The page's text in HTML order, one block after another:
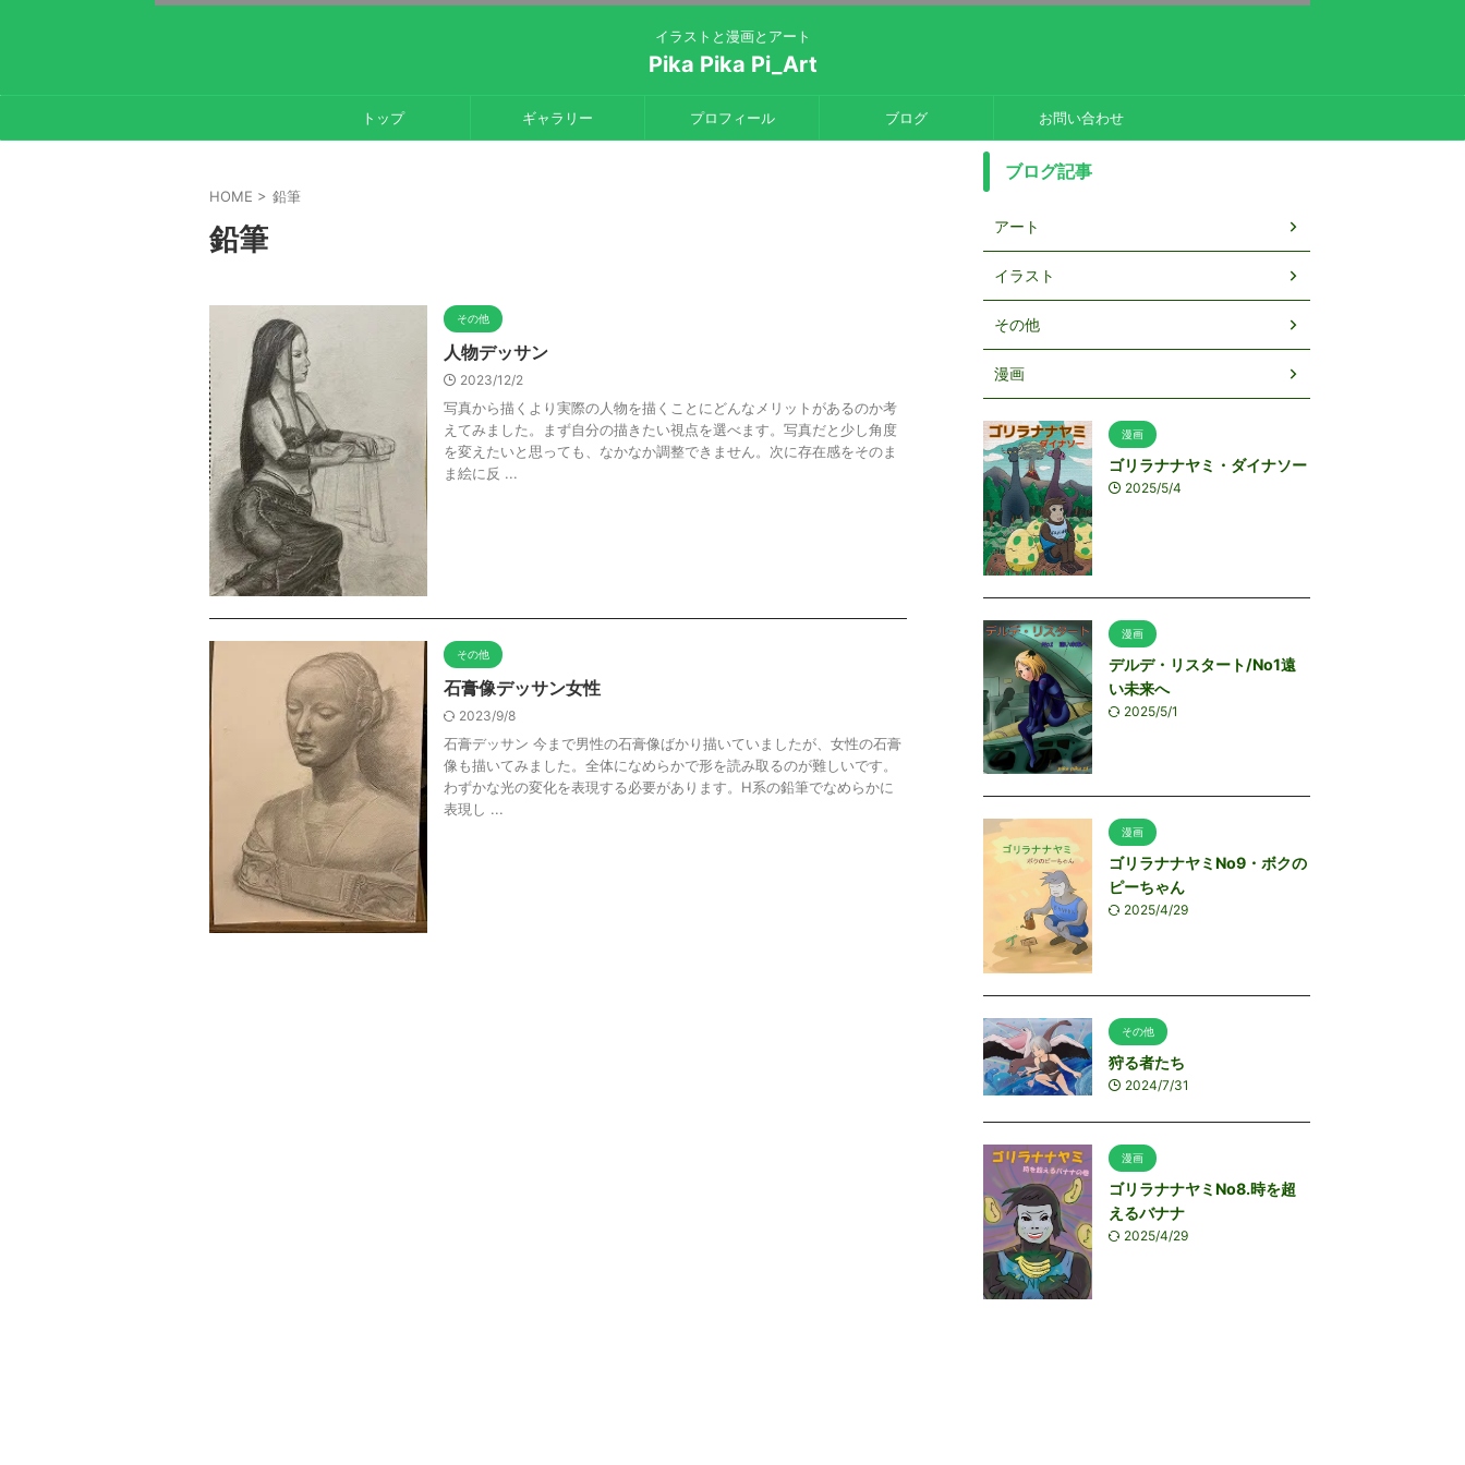
イラストと漫画とアート
Pika Pika Pi_Art
トップ ギャラリー プロフィール ブログ お問い合わせ
HOME > 鉛筆
鉛筆
その他
人物デッサン
2023/12/2
写真から描くより実際の人物を描くことにどんなメリットがあるのか考
えてみました。まず自分の描きたい視点を選べます。写真だと少し角度
を変えたいと思っても、なかなか調整できません。次に存在感をそのま
ま絵に反 ...
その他
石膏像デッサン女性
2023/9/8
石膏デッサン 今まで男性の石膏像ばかり描いていましたが、女性の石膏
像も描いてみました。全体になめらかで形を読み取るのが難しいです。
わずかな光の変化を表現する必要があります。H系の鉛筆でなめらかに
表現し ...
ブログ記事
アート
イラスト
その他
漫画
漫画
ゴリラナナヤミ・ダイナソー
2025/5/4
漫画
デルデ・リスタート/No1遠
い未来へ
2025/5/1
漫画
ゴリラナナヤミNo9・ボクの
ピーちゃん
2025/4/29
その他
狩る者たち
2024/7/31
漫画
ゴリラナナヤミNo8.時を超
えるバナナ
2025/4/29